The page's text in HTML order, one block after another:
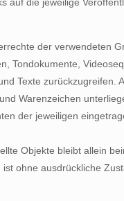
der verwendeten
Tondokumente,
Texte zurückzugreifen.
Warenzeichen
der jeweiligen
Objekte bleibt allein
ohne ausdrückliche